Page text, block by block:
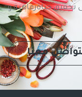
حياةرفاهية و
معنا